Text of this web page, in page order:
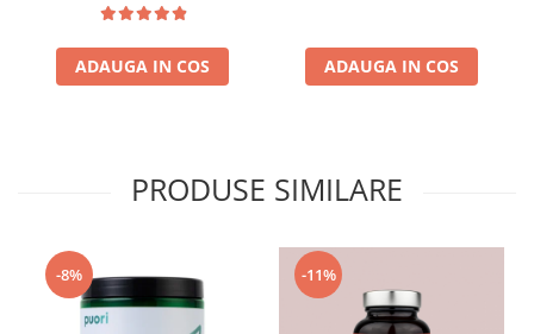
ADAUGA IN COS ADAUGA IN COS
PRODUSE SIMILARE
-8% -11%